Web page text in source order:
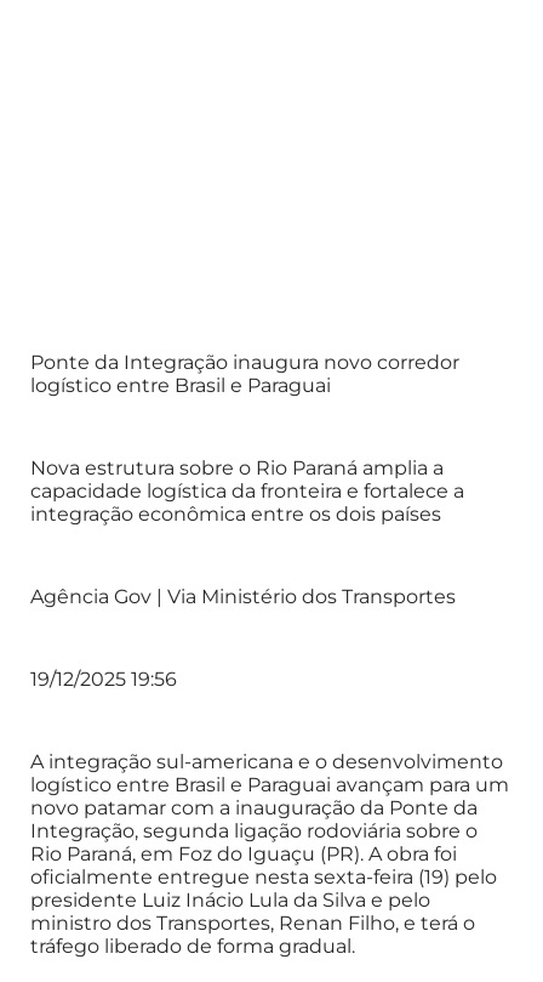
Ponte da Integração inaugura novo corredor
logístico entre Brasil e Paraguai
Nova estrutura sobre o Rio Paraná amplia a
capacidade logística da fronteira e fortalece a
integração econômica entre os dois países
Agência Gov | Via Ministério dos Transportes
19/12/2025 19:56
A integração sul-americana e o desenvolvimento
logístico entre Brasil e Paraguai avançam para um
novo patamar com a inauguração da Ponte da
Integração, segunda ligação rodoviária sobre o
Rio Paraná, em Foz do Iguaçu (PR). A obra foi
oficialmente entregue nesta sexta-feira (19) pelo
presidente Luiz Inácio Lula da Silva e pelo
ministro dos Transportes, Renan Filho, e terá o
tráfego liberado de forma gradual.